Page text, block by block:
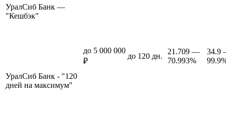
УралСиб Банк —
"Кешбэк"
УралСиб Банк - "120
дней на максимум"
до 5 000 000
₽
до 120 дн.
21.709 —
70.993%
34.9